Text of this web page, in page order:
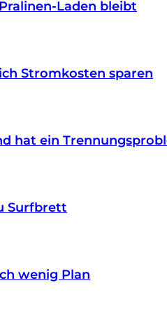
Laden bleibt
Stromkosten sparen
hat ein
Surfbrett
wenig Plan